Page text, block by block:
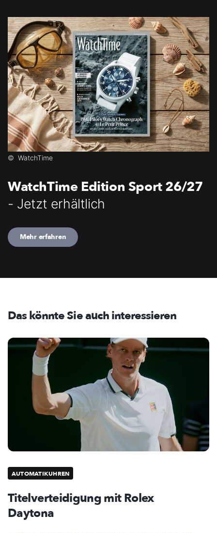
© WatchTime
WatchTime Edition Sport 26/27
- Jetzt erhältlich
Mehr erfahren
Das könnte Sie auch interessieren
AUTOMATIKUHREN
Titelverteidigung mit Rolex
Daytona